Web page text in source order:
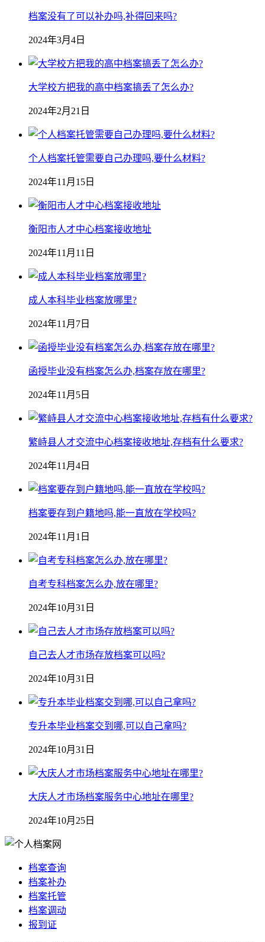
档案没有了可以补办吗,补得回来吗?
2024年3月4日
大学校方把我的高中档案搞丢了怎么办?
2024年2月21日
个人档案托管需要自己办理吗,要什么材料?
2024年11月15日
衡阳市人才中心档案接收地址
2024年11月11日
成人本科毕业档案放哪里?
2024年11月7日
函授毕业没有档案怎么办,档案存放在哪里?
2024年11月5日
繁峙县人才交流中心档案接收地址,存档有什么要求?
2024年11月4日
档案要存到户籍地吗,能一直放在学校吗?
2024年11月1日
自考专科档案怎么办,放在哪里?
2024年10月31日
自己去人才市场存放档案可以吗?
2024年10月31日
专升本毕业档案交到哪,可以自己拿吗?
2024年10月31日
大庆人才市场档案服务中心地址在哪里?
2024年10月25日
档案查询
档案补办
档案托管
档案调动
报到证